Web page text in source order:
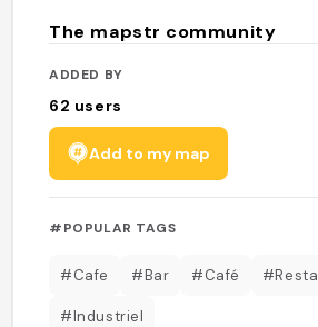
The mapstr community
ADDED BY
62 users
Add to my map
#POPULAR TAGS
#Cafe #Bar #Café
#Industriel